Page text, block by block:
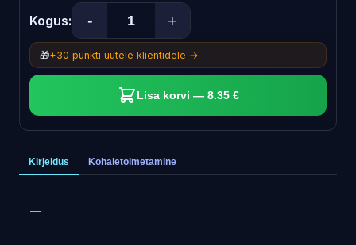
Kogus: - +
🎁+30 punkti uutele klientidele →
Lisa korvi — 8.35 €
Kirjeldus Kohaletoimetamine
—